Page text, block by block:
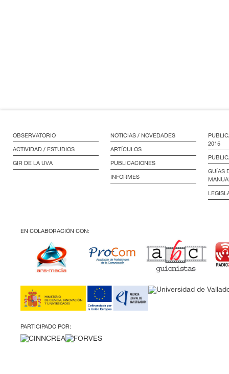
OBSERVATORIO
ACTIVIDAD / ESTUDIOS
GIR DE LA UVA
NOTICIAS / NOVEDADES
ARTÍCULOS
PUBLICACIONES
INFORMES
2015
GUÍAS
EN COLABORACIÓN CON:
PARTICIPADO POR: